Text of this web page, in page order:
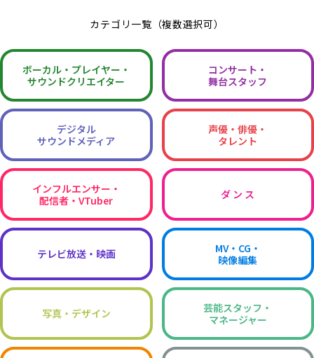
カテゴリ一覧（複数選択可）
ボーカル・ プレイヤー・
サウンドクリエイター
コンサート・
舞台スタッフ
デジタル
サウンドメディア
声優・俳優・
タレント
インフルエンサー・
配信者・VTuber
ダ ン ス
テレビ放送・映画
MV・CG・
映像編集
写真・デザイン
芸能スタッフ・
マネージャー